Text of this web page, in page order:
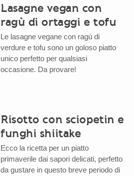
Lasagne vegan con
ragù di ortaggi e tofu
Le lasagne vegane con ragù di
verdure e tofu sono un goloso piatto
unico perfetto per qualsiasi
occasione. Da provare!
Risotto con sciopetin e
funghi shiitake
Ecco la ricetta per un piatto
primaverile dai sapori delicati, perfetto
da gustare in questo breve periodo di